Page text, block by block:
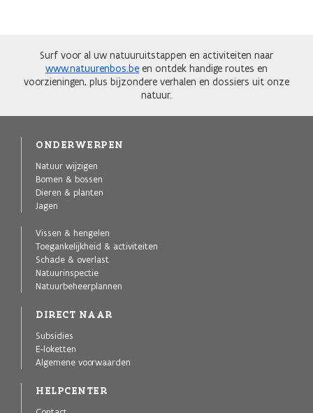
Surf voor al uw natuuruitstappen en activiteiten naar
www.natuurenbos.be en ontdek handige routes en
voorzieningen, plus bijzondere verhalen en dossiers uit onze
natuur.
ONDERWERPEN
Natuur wijzigen
Bomen & bossen
Dieren & planten
Jagen
Vissen & hengelen
Toegankelijkheid & activiteiten
Schade & overlast
Natuurinspectie
Natuurbeheerplannen
DIRECT NAAR
Subsidies
E-loketten
Algemene voorwaarden
HELPCENTER